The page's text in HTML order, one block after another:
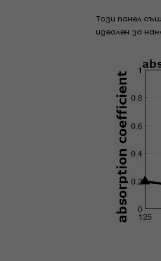
Този панел
идеален за